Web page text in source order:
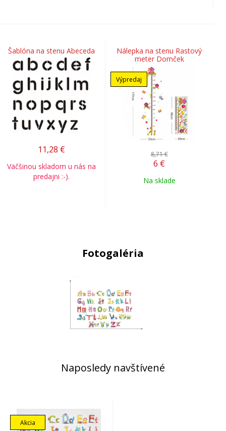
Šablóna na stenu Abeceda
11,28 €
Väčšinou skladom u nás na
predajni :-).
Nálepka na stenu Rastový
meter Domček
Výpredaj
8,71 €
6 €
Na sklade
Fotogaléria
Naposledy navštívené
Akcia